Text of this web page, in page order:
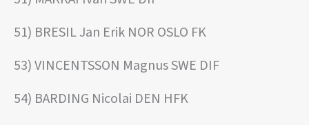
51) BRESIL Jan Erik NOR OSLO FK
53) VINCENTSSON Magnus SWE DIF
54) BARDING Nicolai DEN HFK